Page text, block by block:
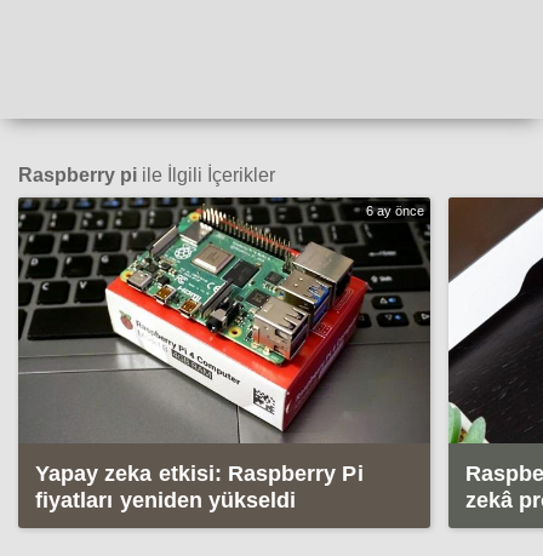
Raspberry pi ile İlgili İçerikler
6 ay önce
Yapay zeka etkisi: Raspberry Pi
fiyatları yeniden yükseldi
zekâ